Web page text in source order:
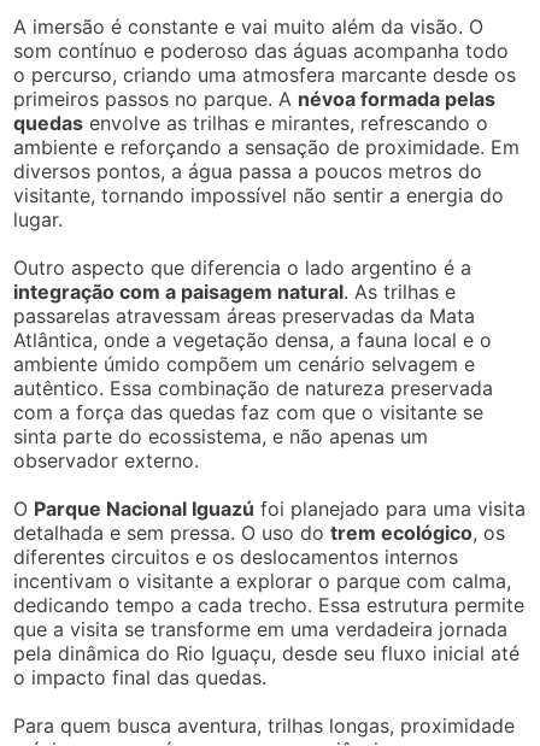
A imersão é constante e vai muito além da visão. O
som contínuo e poderoso das águas acompanha todo
o percurso, criando uma atmosfera marcante desde os
primeiros passos no parque. A névoa formada pelas
quedas envolve as trilhas e mirantes, refrescando o
ambiente e reforçando a sensação de proximidade. Em
diversos pontos, a água passa a poucos metros do
visitante, tornando impossível não sentir a energia do
lugar.
Outro aspecto que diferencia o lado argentino é a
integração com a paisagem natural. As trilhas e
passarelas atravessam áreas preservadas da Mata
Atlântica, onde a vegetação densa, a fauna local e o
ambiente úmido compõem um cenário selvagem e
autêntico. Essa combinação de natureza preservada
com a força das quedas faz com que o visitante se
sinta parte do ecossistema, e não apenas um
observador externo.
O Parque Nacional Iguazú foi planejado para uma visita
detalhada e sem pressa. O uso dotrem ecológico, os
diferentes circuitos e os deslocamentos internos
incentivam o visitante a explorar o parque com calma,
dedicando tempo a cada trecho. Essa estrutura permite
que a visita se transforme em uma verdadeira jornada
pela dinâmica do Rio Iguaçu, desde seu fluxo inicial até
o impacto final das quedas.
Para quem busca aventura, trilhas longas, proximidade